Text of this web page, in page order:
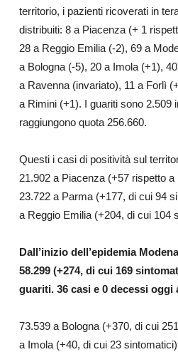
territorio, i pazienti ricoverati in
distribuiti: 8 a Piacenza (+ 1
28 a Reggio Emilia (-2), 69 a
a Bologna (-5), 20 a Imola (+1),
a Ravenna (invariato), 11 a Forlì
a Rimini (+1). I guariti sono 2.509
raggiungono quota 256.660.
Questi i casi di positività sul
21.902 a Piacenza (+57 rispetto
23.722 a Parma (+177, di cui 94
a Reggio Emilia (+204, di cui 104
Dall’inizio dell’epidemia
58.299 (+274, di cui 169
guariti. 36 casi e 0 decessi oggi
73.539 a Bologna (+370, di cui
a Imola (+40, di cui 23